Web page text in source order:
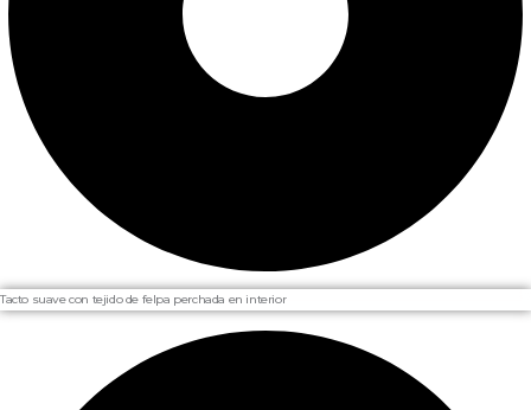
Tacto suave con tejido de felpa perchada en interior